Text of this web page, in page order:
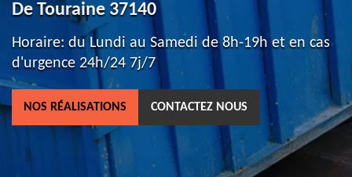
De Touraine 37140
Horaire: du Lundi au Samedi de 8h-19h et en cas
d'urgence 24h/24 7j/7
NOS RÉALISATIONS CONTACTEZ NOUS